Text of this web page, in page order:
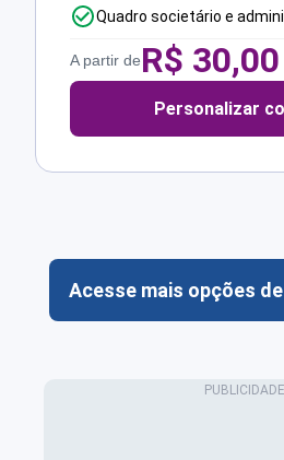
Quadro societário e
A partir deR$ 30,00
Personalizar
Acesse mais opções